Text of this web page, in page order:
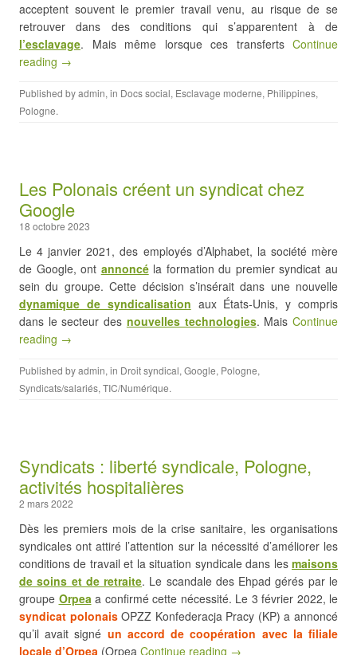
acceptent souvent le premier travail venu, au risque de se
retrouver dans des conditions qui s’apparentent à de
l’esclavage. Mais même lorsque ces transferts Continue
reading →
Published byadmin, in Docs social, Esclavage moderne, Philippines,
Pologne.
Les Polonais créent un syndicat chez
Google
18 octobre 2023
Le 4 janvier 2021, des employés d’Alphabet, la société mère
de Google, ont annoncéla formation du premier syndicat au
sein du groupe. Cette décision s’insérait dans une nouvelle
dynamique de syndicalisation aux États-Unis, y compris
dans le secteur des nouvelles technologies. MaisContinue
reading →
Published byadmin, in Droit syndical, Google, Pologne,
Syndicats/salariés, TIC/Numérique.
Syndicats : liberté syndicale, Pologne,
activités hospitalières
2 mars 2022
Dès les premiers mois de la crise sanitaire, les organisations
syndicales ont attiré l’attention sur la nécessité d’améliorer les
conditions de travail et la situation syndicale dans les maisons
de soins et de retraite. Le scandale des Ehpad gérés par le
groupe Orpeaa confirmé cette nécessité. Le 3 février 2022, le
syndicat polonaisOPZZ Konfederacja Pracy (KP) a annoncé
qu’il avait signé un accord de coopération avec la filiale
locale d’Orpea (Orpea Continue reading →